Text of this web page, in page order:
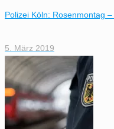
Polizei Köln: Rosenmontag
5. März 2019